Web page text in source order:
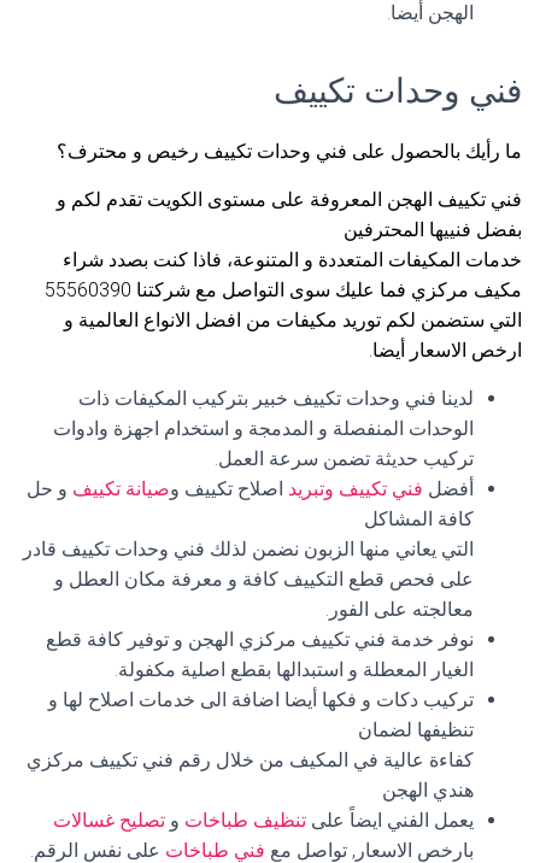
الهجن أيضا.
فني وحدات تكييف
ما رأيك بالحصول على فني وحدات تكييف رخيص و محترف؟
فني تكييف الهجن المعروفة على مستوى الكويت تقدم لكم و
بفضل فنييها المحترفين
خدمات المكيفات المتعددة و المتنوعة، فاذا كنت بصدد شراء
مكيف مركزي فما عليك سوى التواصل مع شركتنا 55560390
التي ستضمن لكم توريد مكيفات من افضل الانواع العالمية و
ارخص الاسعار أيضا.
لدينا فني وحدات تكييف خبير بتركيب المكيفات ذات
الوحدات المنفصلة و المدمجة و استخدام اجهزة وادوات
تركيب حديثة تضمن سرعة العمل.
أفضل فني تكييف وتبريد اصلاح تكييف وصيانة تكييف و حل
كافة المشاكل
التي يعاني منها الزبون نضمن لذلك فني وحدات تكييف قادر
على فحص قطع التكييف كافة و معرفة مكان العطل و
معالجته على الفور.
نوفر خدمة فني تكييف مركزي الهجن و توفير كافة قطع
الغيار المعطلة و استبدالها بقطع اصلية مكفولة.
تركيب دكات و فكها أيضا اضافة الى خدمات اصلاح لها و
تنظيفها لضمان
كفاءة عالية في المكيف من خلال رقم فني تكييف مركزي
هندي الهجن
يعمل الفني ايضاً على تنظيف طباخات و تصليح غسالات
بارخص الاسعار, تواصل مع فني طباخات على نفس الرقم.